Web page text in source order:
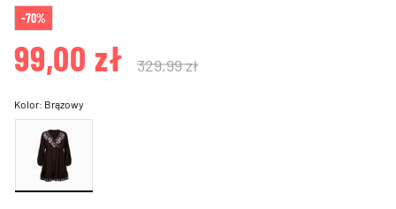
-70%
99,00 zł 329,99 zł
Kolor: Brązowy